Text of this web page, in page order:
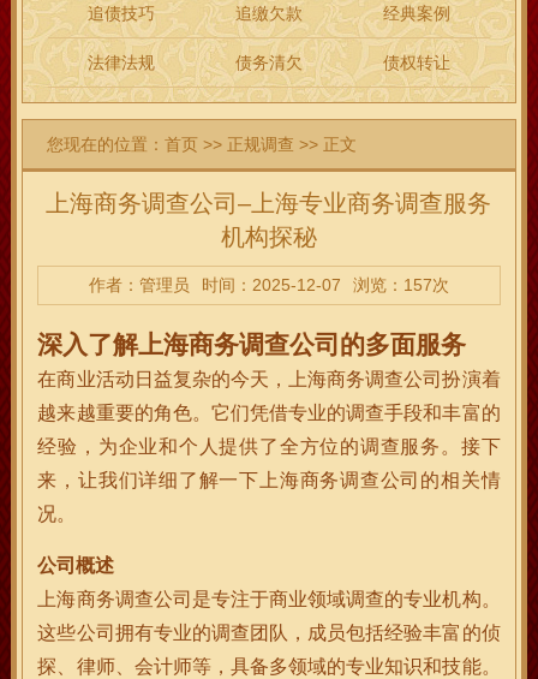
追债技巧 追缴欠款 经典案例
法律法规 债务清欠 债权转让
您现在的位置：首页 >> 正规调查 >> 正文
上海商务调查公司–上海专业商务调查服务
机构探秘
作者：管理员 时间：2025-12-07 浏览：157次
深入了解上海商务调查公司的多面服务
在商业活动日益复杂的今天，上海商务调查公司扮演着
越来越重要的角色。它们凭借专业的调查手段和丰富的
经验，为企业和个人提供了全方位的调查服务。接下
来，让我们详细了解一下上海商务调查公司的相关情
况。
公司概述
上海商务调查公司是专注于商业领域调查的专业机构。
这些公司拥有专业的调查团队，成员包括经验丰富的侦
探、律师、会计师等，具备多领域的专业知识和技能。